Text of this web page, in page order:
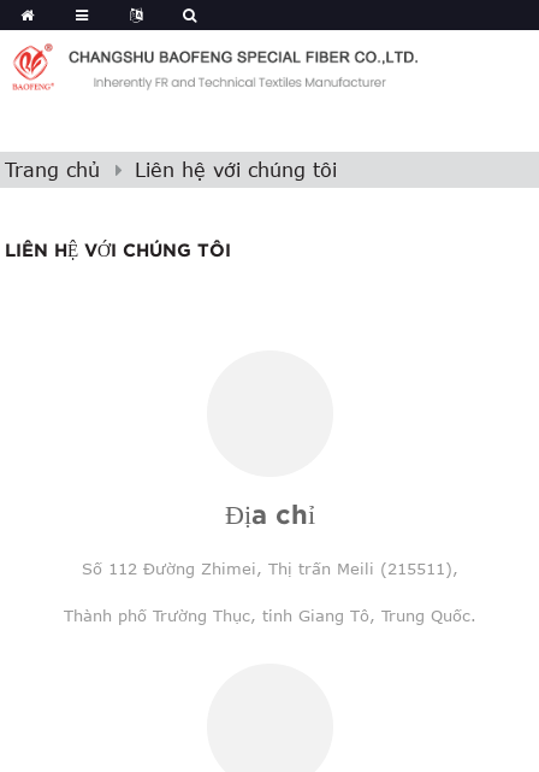
Trang chủ Liên hệ với chúng tôi
LIÊN HỆ VỚI CHÚNG TÔI
Địa chỉ
Số 112 Đường Zhimei, Thị trấn Meili (215511),
Thành phố Trường Thục, tỉnh Giang Tô, Trung Quốc.